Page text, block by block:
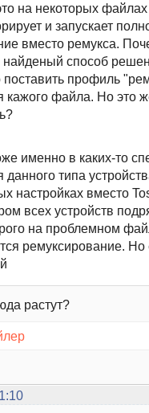
на некоторых файлах
и запускает
вместо ремукса.
способ
поставить профиль
кажого файла. Но это
именно в каких-то
данного типа
настройках вместо
всех устройств
на проблемном
ремуксирование.
растут?